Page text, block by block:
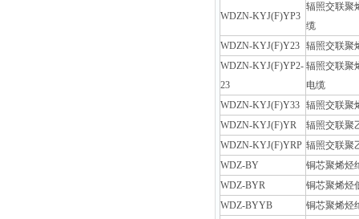
WDZN-KYJ(F)YP3
辐照交联聚
缆
WDZN-KYJ(F)Y23 辐照交联聚
WDZN-KYJ(F)YP2-
23
辐照交联聚
电缆
WDZN-KYJ(F)Y33 辐照交联聚
WDZN-KYJ(F)YR
辐照交联聚
WDZN-KYJ(F)YRP 辐照交联聚
WDZ-BY
铜芯聚烯烃
WDZ-BYR
铜芯聚烯烃
WDZ-BYYB
铜芯聚烯烃